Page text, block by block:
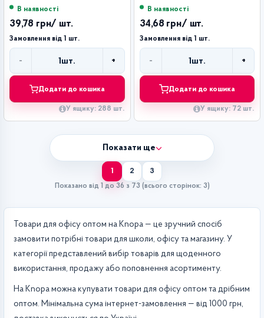
№208 (288)
В наявності
39,78 грн/ шт.
Замовлення від 1 шт.
- 1 шт. +
Додати до кошика
У ящику: 288 шт.
В наявності
34,68 грн/ шт.
Замовлення від 1 шт.
- 1 шт. +
Додати до кошика
У ящику: 72 шт.
Показати ще
1 2
3
Показано від 1 до 36 з 73 (всього сторінок: 3)
Товари для офісу оптом на Knopa — це зручний спосіб
замовити потрібні товари для школи, офісу та магазину. У
категорії представлений вибір товарів для щоденного
використання, продажу або поповнення асортименту.
На Knopa можна купувати товари для офісу оптом та дрібним
оптом. Мінімальна сума інтернет-замовлення — від 1000 грн,